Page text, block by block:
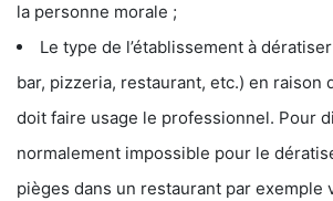
la personne morale ;
Le type de l’établissement à
bar, pizzeria, restaurant, etc.) en raison
doit faire usage le professionnel. Pour
normalement impossible pour le
pièges dans un restaurant par exemple